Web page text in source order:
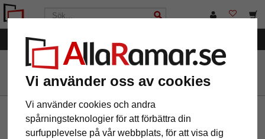
Vi använder oss av cookies
Vi använder cookies och andra
spårningsteknologier för att förbättra din
surfupplevelse på vår webbplats, för att visa dig
AllaRamar.se Passepartouter
Nyhetsbrev